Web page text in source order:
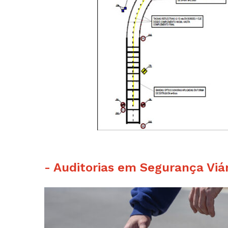
- Auditorias em Segurança